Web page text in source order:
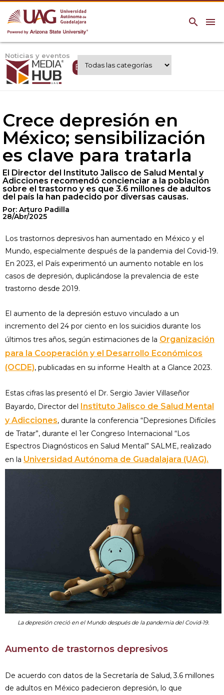
menu
search
Noticias y eventos
Expertos UAG
Crece depresión en
México; sensibilización
es clave para tratarla
El Director del Instituto Jalisco de Salud Mental y
Adicciones recomendó concienciar a la población
sobre el trastorno y es que 3.6 millones de adultos
del país la han padecido por diversas causas.
Por: Arturo Padilla
28/Abr/2025
Los trastornos depresivos han aumentado en México y el
Mundo, especialmente después de la pandemia del Covid-19.
En 2023, el País experimentó un aumento notable en los
casos de depresión, duplicándose la prevalencia de este
trastorno desde 2019.
El aumento de la depresión estuvo vinculado a un
incremento del 24 por ciento en los suicidios durante los
últimos tres años, según estimaciones de la Organización
para la Cooperación y el Desarrollo Económicos
(OCDE), publicadas en su informe Health at a Glance 2023.
Estas cifras las presentó el Dr. Sergio Javier Villaseñor
Bayardo, Director del Instituto Jalisco de Salud Mental
y Adicciones, durante la conferencia “Depresiones Difíciles
de Tratar”, durante el 1er Congreso Internacional “Los
Espectros Diagnósticos en Salud Mental” SALME, realizado
en la Universidad Autónoma de Guadalajara (UAG).
La depresión creció en el Mundo después de la pandemia del Covid-19.
Aumento de trastornos depresivos
De acuerdo con datos de la Secretaría de Salud, 3.6 millones
de adultos en México padecieron depresión, lo que